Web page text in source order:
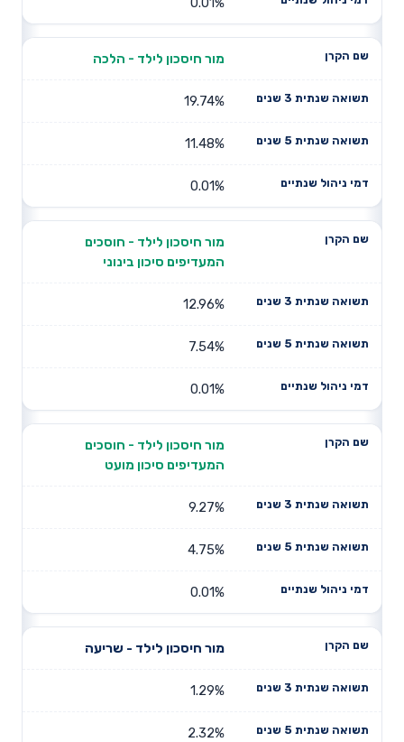
מור חיסכון לילד - הלכה
19.74%
11.48%
0.01%
מור חיסכון לילד - חוסכים
המעדיפים סיכון בינוני
12.96%
7.54%
0.01%
מור חיסכון לילד - חוסכים
המעדיפים סיכון מועט
9.27%
4.75%
0.01%
מור חיסכון לילד - שריעה
1.29%
2.32%